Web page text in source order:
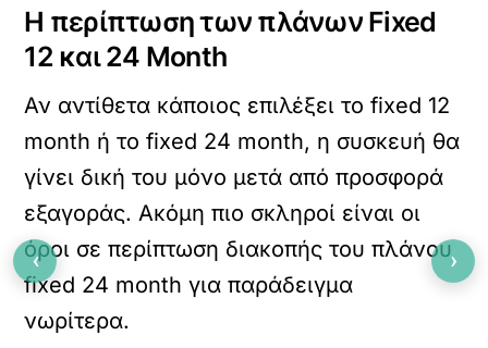
Η περίπτωση των πλάνων Fixed
12 και 24 Month
Αν αντίθετα κάποιος επιλέξει το fixed 12
month ή το fixed 24 month, η συσκευή θα
γίνει δική του μόνο μετά από προσφορά
εξαγοράς. Ακόμη πιο σκληροί είναι οι
όροι σε περίπτωση διακοπής του πλάνου
fixed 24 month για παράδειγμα
νωρίτερα.
‹ ›